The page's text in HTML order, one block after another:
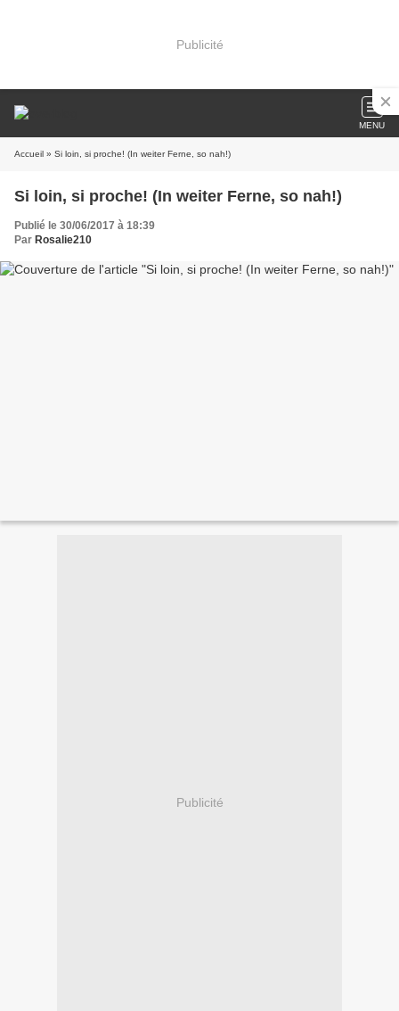
Publicité
MENU
Accueil » Si loin, si proche! (In weiter Ferne, so nah!)
Si loin, si proche! (In weiter Ferne, so nah!)
Publié le 30/06/2017 à 18:39
Par Rosalie210
Publicité